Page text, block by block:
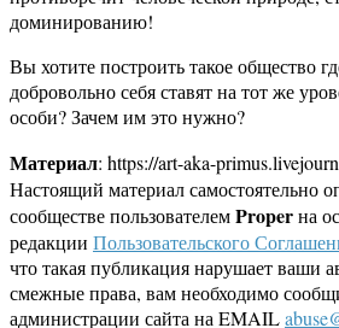
доминированию!
Вы хотите построить такое общество
добровольно себя ставят на тот же
особи? Зачем им это нужно?
Материал: https://art-aka-
Настоящий материал самостоятельно
сообществе пользователемProperна
редакции Пользовательского
что такая публикация нарушает ваши
смежные права, вам необходимо
администрации сайта на EMAIL